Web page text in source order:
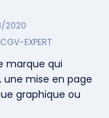
2020
CGV-EXPERT
marque qui
mise en page
graphique ou